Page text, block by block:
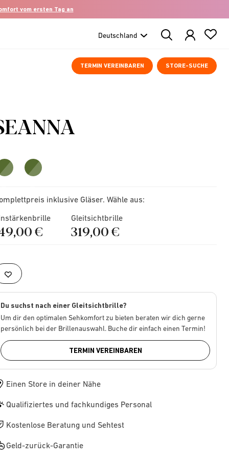
vom ersten Tag an
Search
Products
TERMIN VEREINBAREN STORE-SUCHE
inklusive Gläser. Wähle aus:
€
Gleitsichtbrille
319,00 €
Du suchst nach einer Gleitsichtbrille?
Um dir den optimalen Sehkomfort zu bieten beraten wir dich gerne
persönlich bei der Brillenauswahl. Buche dir einfach einen Termin!
TERMIN VEREINBAREN
Einen Store in deiner Nähe
Qualifiziertes und fachkundiges Personal
Kostenlose Beratung und Sehtest
Geld-zurück-Garantie